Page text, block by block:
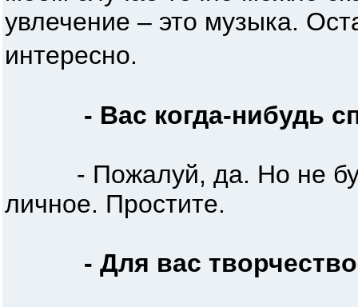
увлечение – это музыка.
интересно.
- Вас когда-нибудь
- Пожалуй, да. Но не
личное. Простите.
- Для вас